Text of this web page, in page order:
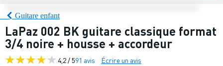
Guitare enfant
LaPaz 002 BK guitare classique format
3/4 noire + housse + accordeur
4,2 / 591 avis Écrire un avis